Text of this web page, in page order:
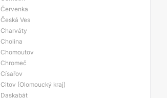
Červenka
Česká Ves
Charváty
Cholina
Chomoutov
Chromeč
Císařov
Citov (Olomoucký kraj)
Daskabát